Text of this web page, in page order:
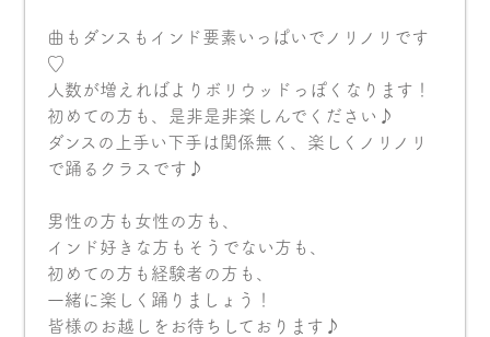
曲もダンスもインド要素いっぱいでノリノリです
♡
人数が増えればよりボリウッドっぽくなります！
初めての方も、是非是非楽しんでください♪
ダンスの上手い下手は関係無く、楽しくノリノリ
で踊るクラスです♪
男性の方も女性の方も、
インド好きな方もそうでない方も、
初めての方も経験者の方も、
一緒に楽しく踊りましょう！
皆様のお越しをお待ちしております♪